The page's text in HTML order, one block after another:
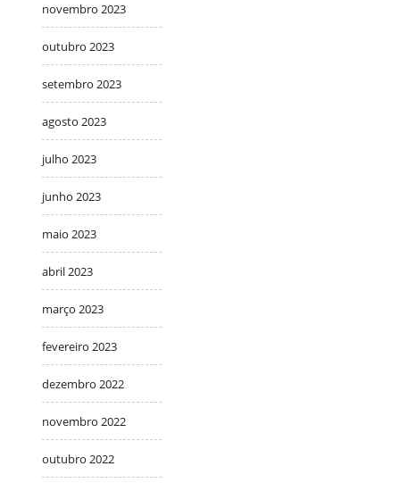
novembro 2023
outubro 2023
setembro 2023
agosto 2023
julho 2023
junho 2023
maio 2023
abril 2023
março 2023
fevereiro 2023
dezembro 2022
novembro 2022
outubro 2022